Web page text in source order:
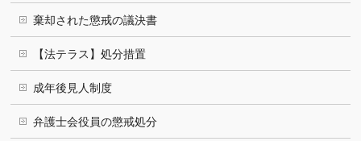
棄却された懲戒の議決書
【法テラス】処分措置
成年後見人制度
弁護士会役員の懲戒処分